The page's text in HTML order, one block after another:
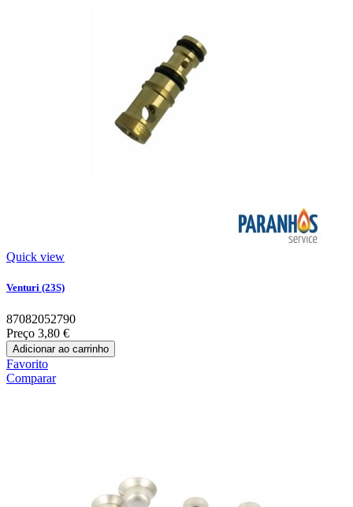
Quick view
Venturi (23S)
87082052790
Preço 3,80 €
Adicionar ao carrinho
Favorito
Comparar